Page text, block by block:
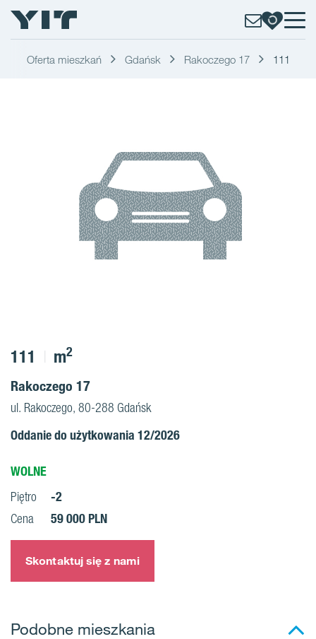
Oferta mieszkań Gdańsk Rakoczego 17 111
111 m2
Rakoczego 17
ul. Rakoczego, 80-288 Gdańsk
Oddanie do użytkowania 12/2026
WOLNE
Piętro -2
Cena 59 000 PLN
Skontaktuj się z nami
Podobne mieszkania